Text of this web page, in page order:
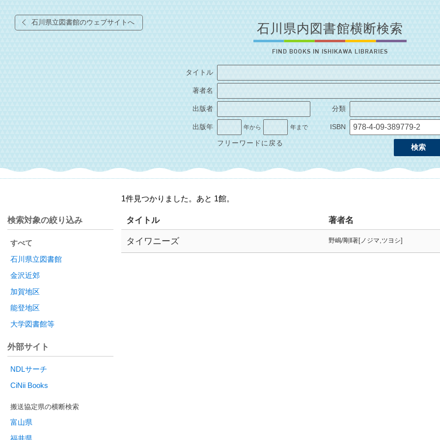
石川県立図書館のウェブサイトへ 石川県内図書館横断検索
FIND BOOKS IN ISHIKAWA LIBRARIES
タイトル
著者名
出版者 分類
出版年 年から 年まで ISBN
検索
フリーワードに戻る
1件見つかりました。あと 1館。
タイトル 著者名
タイワニーズ 野嶋/剛‖著[ノジマ,ツヨシ]
検索対象の絞り込み
すべて
石川県立図書館
金沢近郊
加賀地区
能登地区
大学図書館等
外部サイト
NDLサーチ
CiNii Books
富山県